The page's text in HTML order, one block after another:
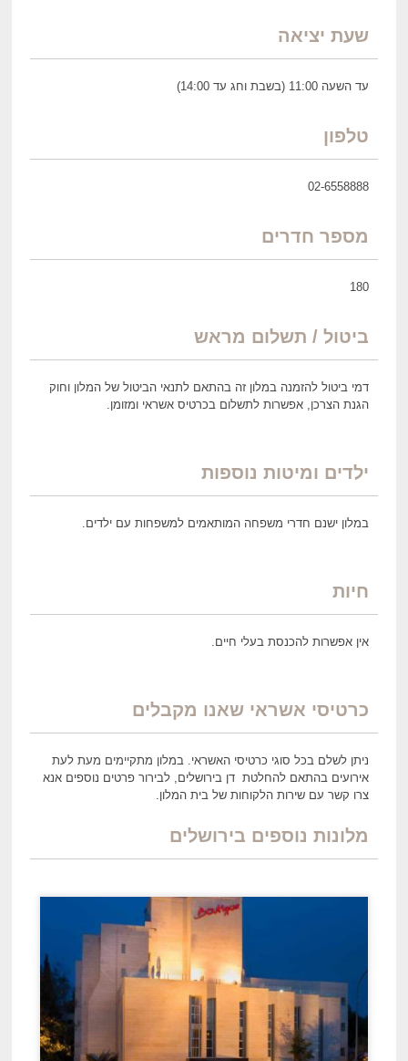
שעת יציאה
עד השעה 11:00 (בשבת וחג עד 14:00)
טלפון
02-6558888
מספר חדרים
180
ביטול / תשלום מראש
דמי ביטול להזמנה במלון זה בהתאם לתנאי הביטול של המלון וחוק
הגנת הצרכן, אפשרות לתשלום בכרטיס אשראי ומזומן.
ילדים ומיטות נוספות
במלון ישנם חדרי משפחה המותאמים למשפחות עם ילדים.
חיות
אין אפשרות להכנסת בעלי חיים.
כרטיסי אשראי שאנו מקבלים
ניתן לשלם בכל סוגי כרטיסי האשראי. במלון מתקיימים מעת לעת
אירועים בהתאם להחלטת דן בירושלים, לבירור פרטים נוספים אנא
צרו קשר עם שירות הלקוחות של בית המלון.
מלונות נוספים בירושלים